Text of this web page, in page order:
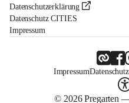
Datenschutzerklärung
Datenschutz CITIES
Impressum
Impressum
© 2026 Pregarten